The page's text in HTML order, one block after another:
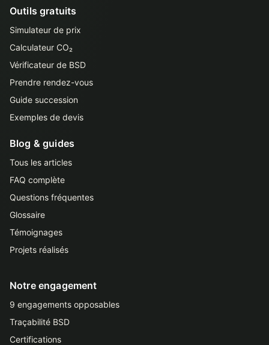
Outils gratuits
Simulateur de prix
Calculateur CO₂
Vérificateur de BSD
Prendre rendez-vous
Guide succession
Exemples de devis
Blog & guides
Tous les articles
FAQ complète
Questions fréquentes
Glossaire
Témoignages
Projets réalisés
Notre engagement
9 engagements opposables
Traçabilité BSD
Certifications